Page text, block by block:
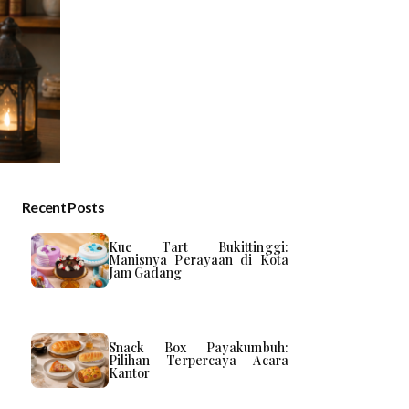
Recent Posts
Kue Tart Bukittinggi:
Manisnya Perayaan di Kota
Jam Gadang
Snack Box Payakumbuh:
Pilihan Terpercaya Acara
Kantor